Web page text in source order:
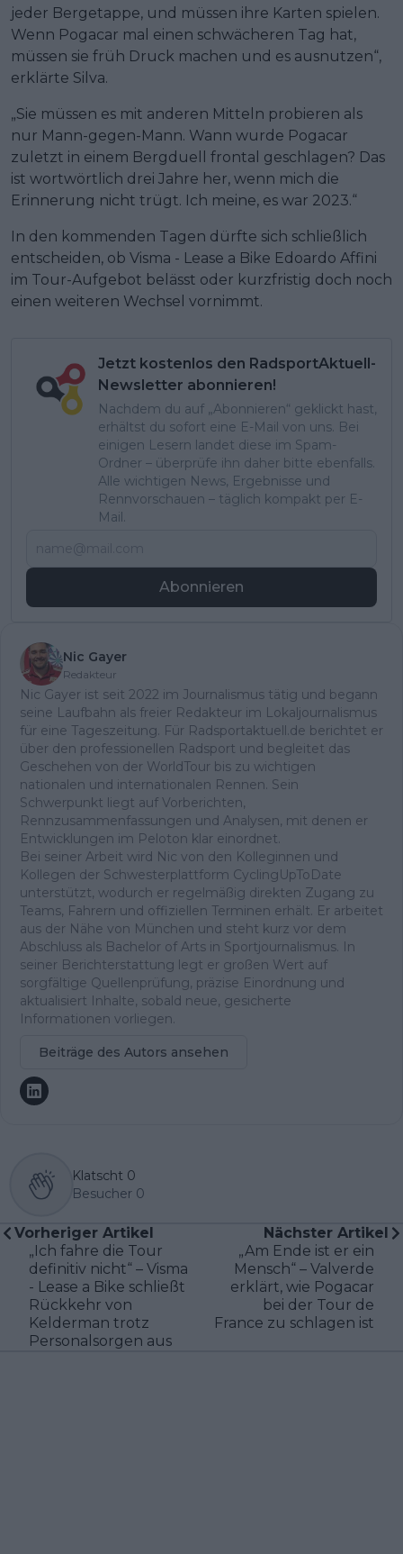
jeder Bergetappe, und müssen ihre Karten spielen.
Wenn Pogacar mal einen schwächeren Tag hat,
müssen sie früh Druck machen und es ausnutzen“,
erklärte Silva.
„Sie müssen es mit anderen Mitteln probieren als
nur Mann-gegen-Mann. Wann wurde Pogacar
zuletzt in einem Bergduell frontal geschlagen? Das
ist wortwörtlich drei Jahre her, wenn mich die
Erinnerung nicht trügt. Ich meine, es war 2023.“
In den kommenden Tagen dürfte sich schließlich
entscheiden, ob Visma - Lease a Bike Edoardo Affini
im Tour-Aufgebot belässt oder kurzfristig doch noch
einen weiteren Wechsel vornimmt.
Jetzt kostenlos den RadsportAktuell-
Newsletter abonnieren!
Nachdem du auf „Abonnieren“ geklickt hast,
erhältst du sofort eine E-Mail von uns. Bei
einigen Lesern landet diese im Spam-
Ordner – überprüfe ihn daher bitte ebenfalls.
Alle wichtigen News, Ergebnisse und
Rennvorschauen – täglich kompakt per E-
Mail.
Abonnieren
Nic Gayer
Redakteur
Nic Gayer ist seit 2022 im Journalismus tätig und begann
seine Laufbahn als freier Redakteur im Lokaljournalismus
für eine Tageszeitung. Für Radsportaktuell.de berichtet er
über den professionellen Radsport und begleitet das
Geschehen von der WorldTour bis zu wichtigen
nationalen und internationalen Rennen. Sein
Schwerpunkt liegt auf Vorberichten,
Rennzusammenfassungen und Analysen, mit denen er
Entwicklungen im Peloton klar einordnet.
Bei seiner Arbeit wird Nic von den Kolleginnen und
Kollegen der Schwesterplattform CyclingUpToDate
unterstützt, wodurch er regelmäßig direkten Zugang zu
Teams, Fahrern und offiziellen Terminen erhält. Er arbeitet
aus der Nähe von München und steht kurz vor dem
Abschluss als Bachelor of Arts in Sportjournalismus. In
seiner Berichterstattung legt er großen Wert auf
sorgfältige Quellenprüfung, präzise Einordnung und
aktualisiert Inhalte, sobald neue, gesicherte
Informationen vorliegen.
Beiträge des Autors ansehen
Klatscht 0
Besucher 0
Vorheriger Artikel
„Ich fahre die Tour
definitiv nicht“ – Visma
- Lease a Bike schließt
Rückkehr von
Kelderman trotz
Personalsorgen aus
Nächster Artikel
„Am Ende ist er ein
Mensch“ – Valverde
erklärt, wie Pogacar
bei der Tour de
France zu schlagen ist